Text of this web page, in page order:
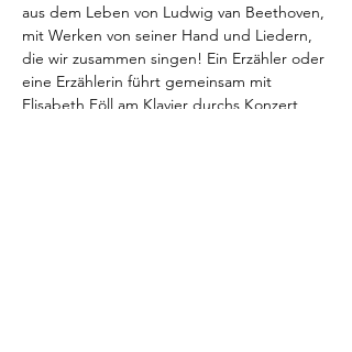
aus dem Leben von Ludwig van Beethoven,
mit Werken von seiner Hand und Liedern,
die wir zusammen singen! Ein Erzähler oder
eine Erzählerin führt gemeinsam mit
Elisabeth Föll am Klavier durchs Konzert,